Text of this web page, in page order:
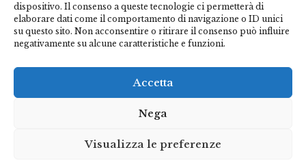
dispositivo. Il consenso a queste tecnologie ci permetterà di
elaborare dati come il comportamento di navigazione o ID unici
su questo sito. Non acconsentire o ritirare il consenso può influire
negativamente su alcune caratteristiche e funzioni.
Accetta
Nega
Visualizza le preferenze
Email*